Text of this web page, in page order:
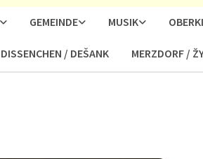
GEMEINDE MUSIK
DISSENCHEN / DEŠANK MERZDORF /